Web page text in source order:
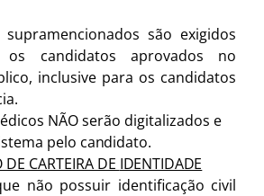
supramencionados são exigidos
candidatos aprovados no
inclusive para os candidatos
NÃO serão digitalizados e
pelo candidato.
CARTEIRA DE IDENTIDADE
não possuir identificação civil